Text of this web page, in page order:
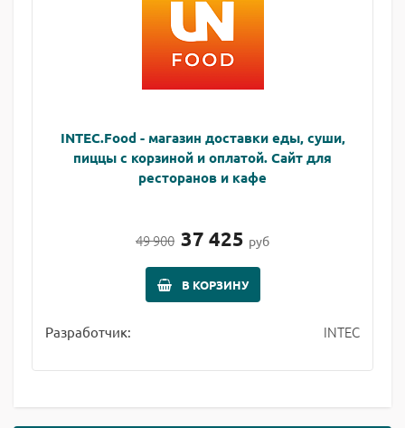
INTEC.Food - магазин доставки еды, суши,
пиццы с корзиной и оплатой. Сайт для
ресторанов и кафе
49 900 37 425 руб
В КОРЗИНУ
Разработчик: INTEC